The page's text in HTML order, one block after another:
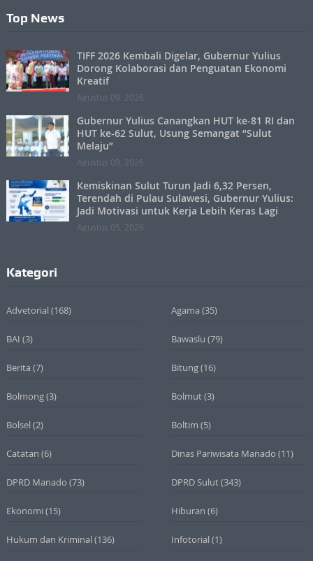
Top News
TIFF 2026 Kembali Digelar, Gubernur Yulius
Dorong Kolaborasi dan Penguatan Ekonomi
Kreatif
Agustus 09, 2026
Gubernur Yulius Canangkan HUT ke-81 RI dan
HUT ke-62 Sulut, Usung Semangat “Sulut
Melaju”
Agustus 09, 2026
Kemiskinan Sulut Turun Jadi 6,32 Persen,
Terendah di Pulau Sulawesi, Gubernur Yulius:
Jadi Motivasi untuk Kerja Lebih Keras Lagi
Agustus 05, 2026
Kategori
Advetorial (168) Agama (35)
BAI (3) Bawaslu (79)
Berita (7) Bitung(16)
Bolmong(3) Bolmut(3)
Bolsel (2) Boltim (5)
Catatan (6) Dinas Pariwisata Manado (11)
DPRD Manado (73) DPRD Sulut(343)
Ekonomi (15) Hiburan (6)
Hukum dan Kriminal (136) Infotorial (1)